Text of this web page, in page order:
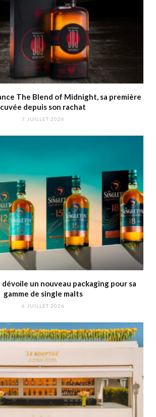
The Blend of Midnight, sa première
cuvée depuis son rachat
7 JUILLET 2026
un nouveau packaging pour sa
gamme de single malts
6 JUILLET 2026